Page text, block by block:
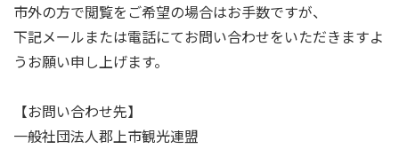
市外の方で閲覧をご希望の場合はお手数ですが、
下記メールまたは電話にてお問い合わせをいただきますよ
うお願い申し上げます。
【お問い合わせ先】
一般社団法人郡上市観光連盟